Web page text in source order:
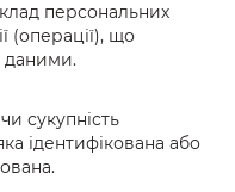
персональних
(операції), що
даними.
сукупність
ідентифікована або